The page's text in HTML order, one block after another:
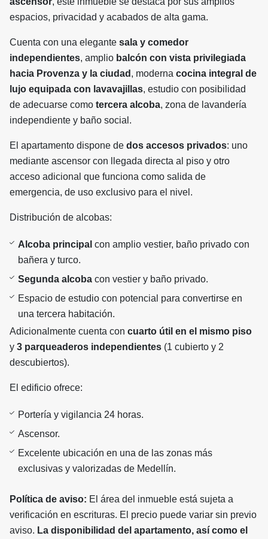
espacios, privacidad y acabados de alta gama.
Cuenta con una elegante sala y comedor
independientes, amplio balcón con vista privilegiada
hacia Provenza y la ciudad , moderna cocina integral de
lujo equipada con lavavajillas, estudio con posibilidad
de adecuarse como tercera alcoba, zona de lavandería
independiente y baño social.
El apartamento dispone de dos accesos privados: uno
mediante ascensor con llegada directa al piso y otro
acceso adicional que funciona como salida de
emergencia, de uso exclusivo para el nivel.
Distribución de alcobas:
Alcoba principal con amplio vestier, baño privado con
bañera y turco.
Segunda alcoba con vestier y baño privado.
Espacio de estudio con potencial para convertirse en
una tercera habitación.
Adicionalmente cuenta con cuarto útil en el mismo piso
y 3 parqueaderos independientes (1 cubierto y 2
descubiertos).
El edificio ofrece:
Portería y vigilancia 24 horas.
Ascensor.
Excelente ubicación en una de las zonas más
exclusivas y valorizadas de Medellín.
Política de aviso: El área del inmueble está sujeta a
verificación en escrituras. El precio puede variar sin previo
aviso. La disponibilidad del apartamento, así como el